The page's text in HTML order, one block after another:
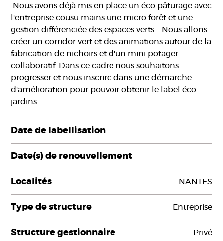
Nous avons déjà mis en place un éco pâturage avec
l'entreprise cousu mains une micro forêt et une
gestion différenciée des espaces verts . Nous allons
créer un corridor vert et des animations autour de la
fabrication de nichoirs et d'un mini potager
collaboratif. Dans ce cadre nous souhaitons
progresser et nous inscrire dans une démarche
d'amélioration pour pouvoir obtenir le label éco
jardins.
Date de labellisation
Date(s) de renouvellement
Localités NANTES
Type de structure Entreprise
Structure gestionnaire Privé